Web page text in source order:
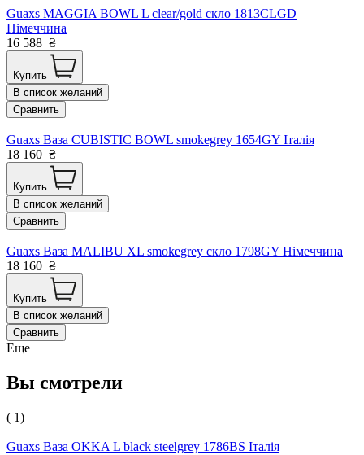
Guaxs MAGGIA BOWL L clear/gold скло 1813CLGD
Німеччина
16 588 ₴
Купить
В список желаний
Сравнить
Guaxs Ваза CUBISTIC BOWL smokegrey 1654GY Італія
18 160 ₴
Купить
В список желаний
Сравнить
Guaxs Ваза MALIBU XL smokegrey скло 1798GY Німеччина
18 160 ₴
Купить
В список желаний
Сравнить
Еще
Вы смотрели
( 1)
Guaxs Ваза OKKA L black steelgrey 1786BS Італія